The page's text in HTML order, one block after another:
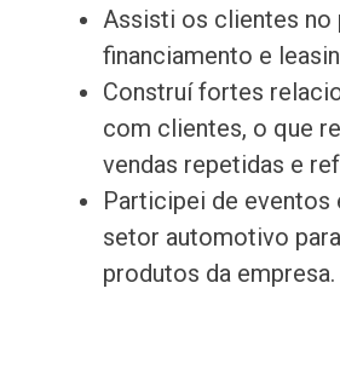
Assisti os clientes no
financiamento e
Construí fortes
com clientes, o que
vendas repetidas e
Participei de eventos
setor automotivo
produtos da empresa.